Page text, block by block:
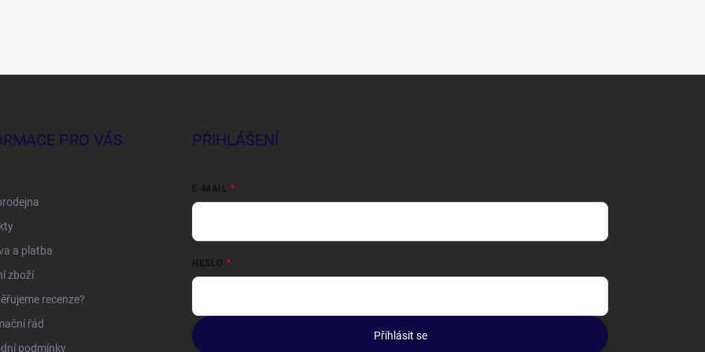
PRO VÁS
a platba
zboží
recenze?
řád
podmínky
PŘIHLÁŠENÍ
E-MAIL
HESLO
Přihlásit se